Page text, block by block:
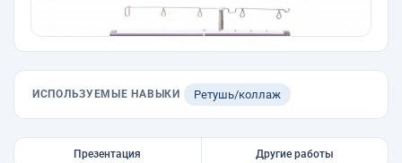
ИСПОЛЬЗУЕМЫЕ НАВЫКИ Ретушь/коллаж
Презентация Другие работы